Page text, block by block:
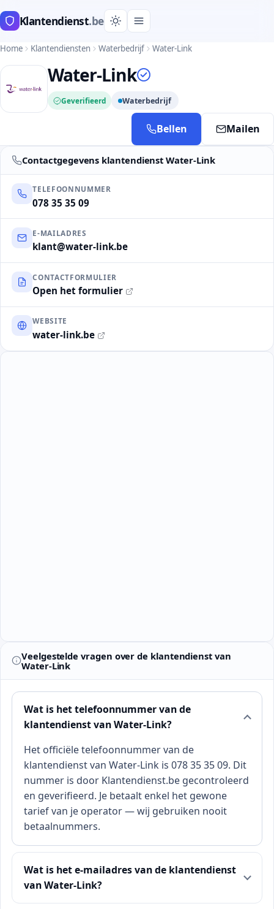
Klantendienst.be
Home Klantendiensten Waterbedrijf Water-Link
Water-Link
Geverifieerd Waterbedrijf
Bellen Mailen
Contactgegevens klantendienst Water-Link
TELEFOONNUMMER
078 35 35 09
E-MAILADRES
klant@water-link.be
CONTACTFORMULIER
Open het formulier
WEBSITE
water-link.be
Veelgestelde vragen over de klantendienst van
Water-Link
Wat is het telefoonnummer van de
klantendienst van Water-Link?
Het officiële telefoonnummer van de
klantendienst van Water-Link is 078 35 35 09. Dit
nummer is door Klantendienst.be gecontroleerd
en geverifieerd. Je betaalt enkel het gewone
tarief van je operator — wij gebruiken nooit
betaalnummers.
Wat is het e-mailadres van de klantendienst
van Water-Link?